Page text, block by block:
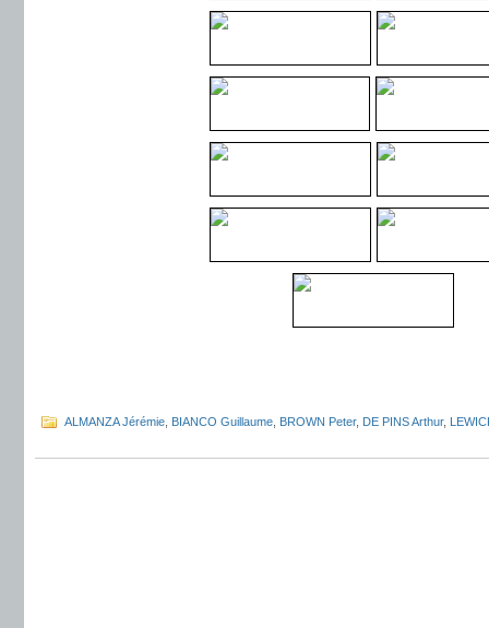
ALMANZA Jérémie BIANCO Guillaume BROWN Peter, DE PINS Arthur,